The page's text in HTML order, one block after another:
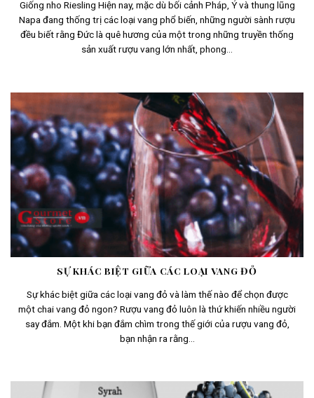
Giống nho Riesling Hiện nay, mặc dù bối cảnh Pháp, Ý và thung lũng
Napa đang thống trị các loại vang phổ biến, những người sành rượu
đều biết rằng Đức là quê hương của một trong những truyền thống
sản xuất rượu vang lớn nhất, phong...
SỰ KHÁC BIỆT GIỮA CÁC LOẠI VANG ĐỎ
Sự khác biệt giữa các loại vang đỏ và làm thế nào để chọn được
một chai vang đỏ ngon? Rượu vang đỏ luôn là thứ khiến nhiều người
say đắm. Một khi bạn đắm chìm trong thế giới của rượu vang đỏ,
bạn nhận ra rằng...